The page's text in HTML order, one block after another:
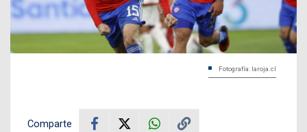
Fotografía: laroja.cl
Comparte